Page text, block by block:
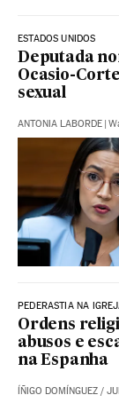
ESTADOS UNIDOS
Deputada
Ocasio-
sexual
ANTONIA LABORDE |
PEDERASTIA NA
Ordens
abusos e
na Espanha
ÍÑIGO DOMÍNGUEZ /